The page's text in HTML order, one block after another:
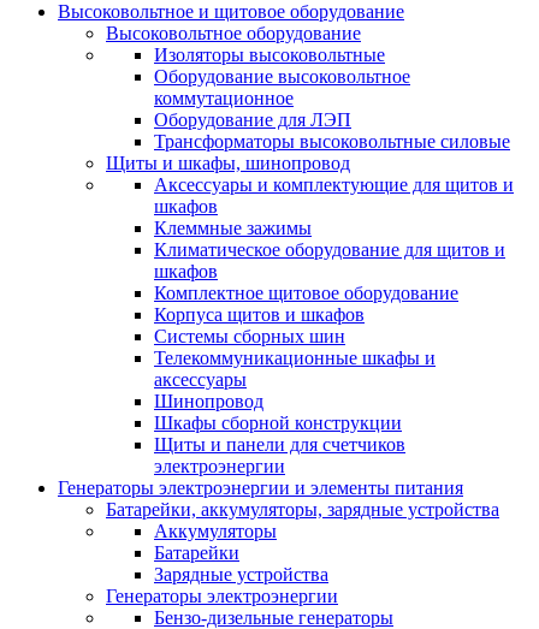
Высоковольтное и щитовое оборудование
Высоковольтное оборудование
Изоляторы высоковольтные
Оборудование высоковольтное
коммутационное
Оборудование для ЛЭП
Трансформаторы высоковольтные силовые
Щиты и шкафы, шинопровод
Аксессуары и комплектующие для щитов и
шкафов
Клеммные зажимы
Климатическое оборудование для щитов и
шкафов
Комплектное щитовое оборудование
Корпуса щитов и шкафов
Системы сборных шин
Телекоммуникационные шкафы и
аксессуары
Шинопровод
Шкафы сборной конструкции
Щиты и панели для счетчиков
электроэнергии
Генераторы электроэнергии и элементы питания
Батарейки, аккумуляторы, зарядные устройства
Аккумуляторы
Батарейки
Зарядные устройства
Генераторы электроэнергии
Бензо-дизельные генераторы